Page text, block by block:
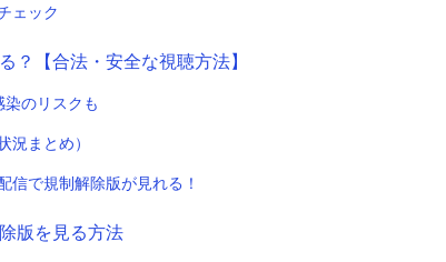
ェック
？【合法・安全な視聴方法】
のリスクも
況まとめ）
信で規制解除版が見れる！
版を見る方法